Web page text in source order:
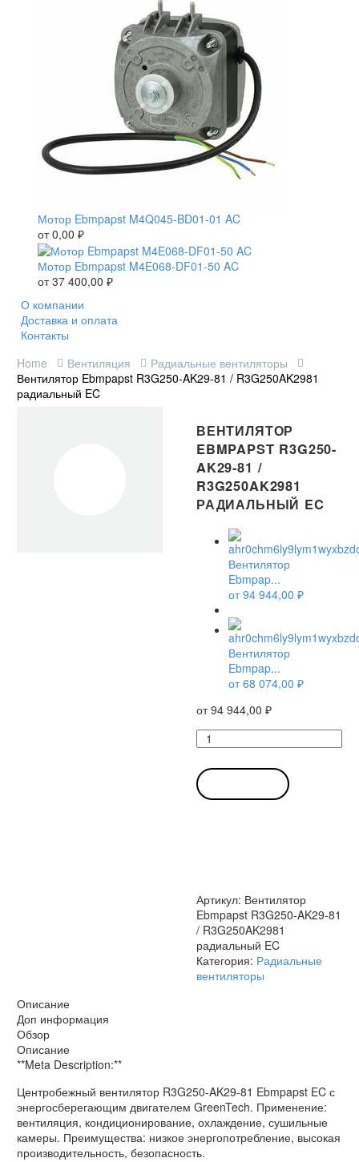
Мотор Ebmpapst M4Q045-BD01-01 AC
от0,00 ₽
Мотор Ebmpapst M4E068-DF01-50 AC
от37 400,00 ₽
О компании
Доставка и оплата
Контакты
Home
Вентиляция
Радиальные вентиляторы
Вентилятор Ebmpapst R3G250-AK29-81 / R3G250AK2981
радиальный EC
ВЕНТИЛЯТОР
EBMPAPST R3G250-
AK29-81 /
R3G250AK2981
РАДИАЛЬНЫЙ EC
Вентилятор
Ebmpap...
от94 944,00 ₽
Вентилятор
Ebmpap...
от68 074,00 ₽
от94 944,00 ₽
Количество
товара
Вентилятор
Ebmpapst
R3G250-
Артикул: Вентилятор
Ebmpapst R3G250-AK29-81
/ R3G250AK2981
радиальный EC
Категория: Радиальные
вентиляторы
Описание
Доп информация
Обзор
Описание
**Meta Description:**
Центробежный вентилятор R3G250-AK29-81 Ebmpapst EC с
энергосберегающим двигателем GreenTech. Применение:
вентиляция, кондиционирование, охлаждение, сушильные
камеры. Преимущества: низкое энергопотребление, высокая
производительность, безопасность.